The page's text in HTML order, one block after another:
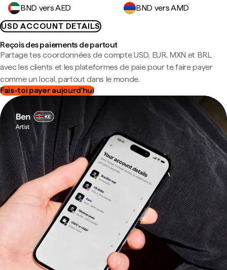
BND vers AED
BND vers AMD
USD ACCOUNT DETAILS
Reçois des paiements de partout
Partage tes coordonnées de compte USD, EUR, MXN et BRL
avec les clients et les plateformes de paie pour te faire payer
comme un local, partout dans le monde.
Fais-toi payer aujourd'hui